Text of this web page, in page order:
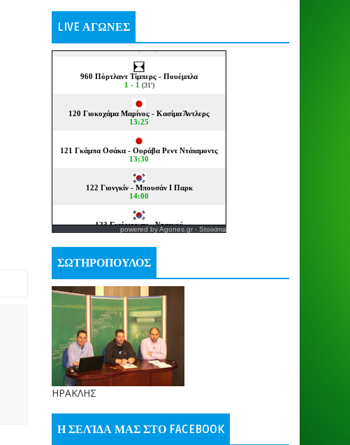
LIVE ΑΓΩΝΕΣ
powered byAgones.gr - Stoixima
ΣΩΤΗΡΟΠΟΥΛΟΣ
ΗΡΑΚΛΗΣ
Η ΣΕΛΊΔΑ ΜΑΣ ΣΤΟ FACEBOOK